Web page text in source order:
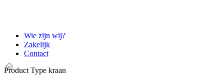
Wie zijn wij?
Zakelijk
Contact
Product Type kraan